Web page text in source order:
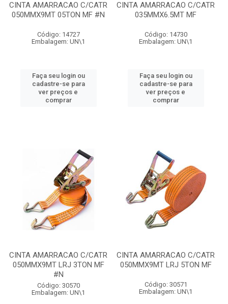
CINTA AMARRACAO C/CATR
050MMX9MT 05TON MF #N
Código: 14727
Embalagem: UN\1
Faça seu login ou
cadastre-se para
ver preços e
comprar
CINTA AMARRACAO C/CATR
035MMX6.5MT MF
Código: 14730
Embalagem: UN\1
Faça seu login ou
cadastre-se para
ver preços e
comprar
CINTA AMARRACAO C/CATR
050MMX9MT LRJ 3TON MF
#N
Código: 30570
Embalagem: UN\1
CINTA AMARRACAO C/CATR
050MMX9MT LRJ 5TON MF
Código: 30571
Embalagem: UN\1